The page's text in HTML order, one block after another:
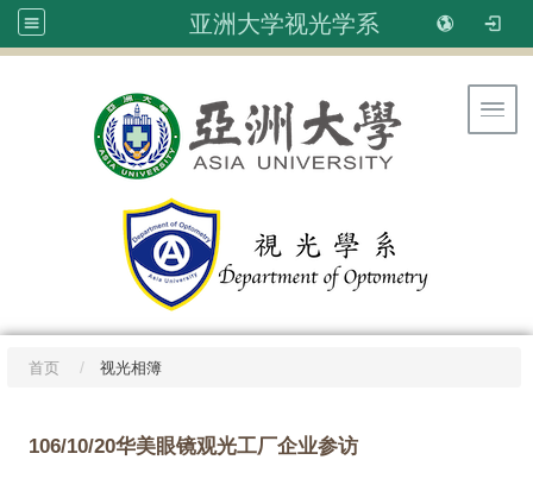
亚洲大学视光学系
首页 视光相簿
106/10/20华美眼镜观光工厂企业参访